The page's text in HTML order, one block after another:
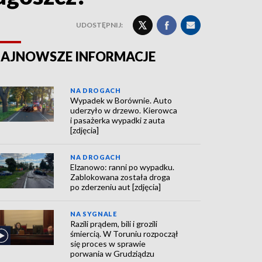
UDOSTĘPNIJ:
INFORMACJE
NA DROGACH
Wypadek w Borównie. Auto
uderzyło w drzewo. Kierowca
i pasażerka wypadki z auta
[zdjęcia]
NA DROGACH
Elzanowo: ranni po wypadku.
Zablokowana została droga
po zderzeniu aut [zdjęcia]
NA SYGNALE
Razili prądem, bili i grozili
śmiercią. W Toruniu rozpoczął
się proces w sprawie
porwania w Grudziądzu